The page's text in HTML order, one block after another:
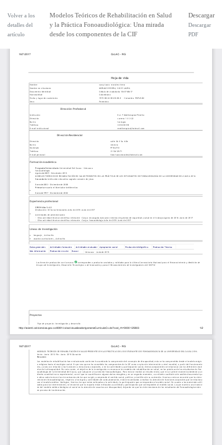
Volver a los
detalles del
artículo
Modelos Teóricos de Rehabilitación en Salud
y la Práctica Fonoaudiológica: Una mirada
desde los componentes de la CIF
Descargar
Descargar
PDF